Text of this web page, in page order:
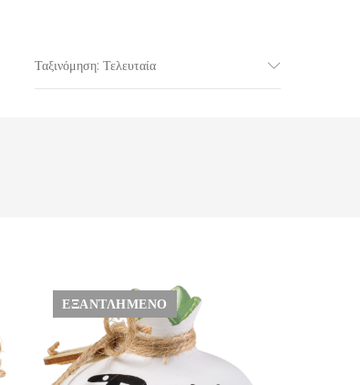
Ταξινόμηση: Τελευταία
ΕΞΑΝΤΛΗΜΈΝΟ